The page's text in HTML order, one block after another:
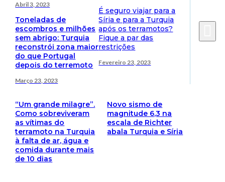
Abril 3, 2023
Toneladas de
escombros e milhões
sem abrigo: Turquia
reconstrói zona maior
do que Portugal
depois do terremoto
Março 23, 2023
É seguro viajar para a
Síria e para a Turquia
após os terramotos?
Fique a par das
restrições
Fevereiro 23, 2023
“Um grande milagre”.
Como sobreviveram
as vítimas do
terramoto na Turquia
à falta de ar, água e
comida durante mais
de 10 dias
Novo sismo de
magnitude 6,3 na
escala de Richter
abala Turquia e Síria